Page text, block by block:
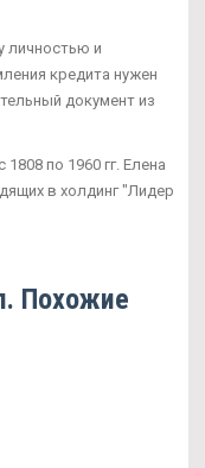
личностью и
кредита нужен
документ из
по 1960 гг. Елена
в холдинг "Лидер
Похожие